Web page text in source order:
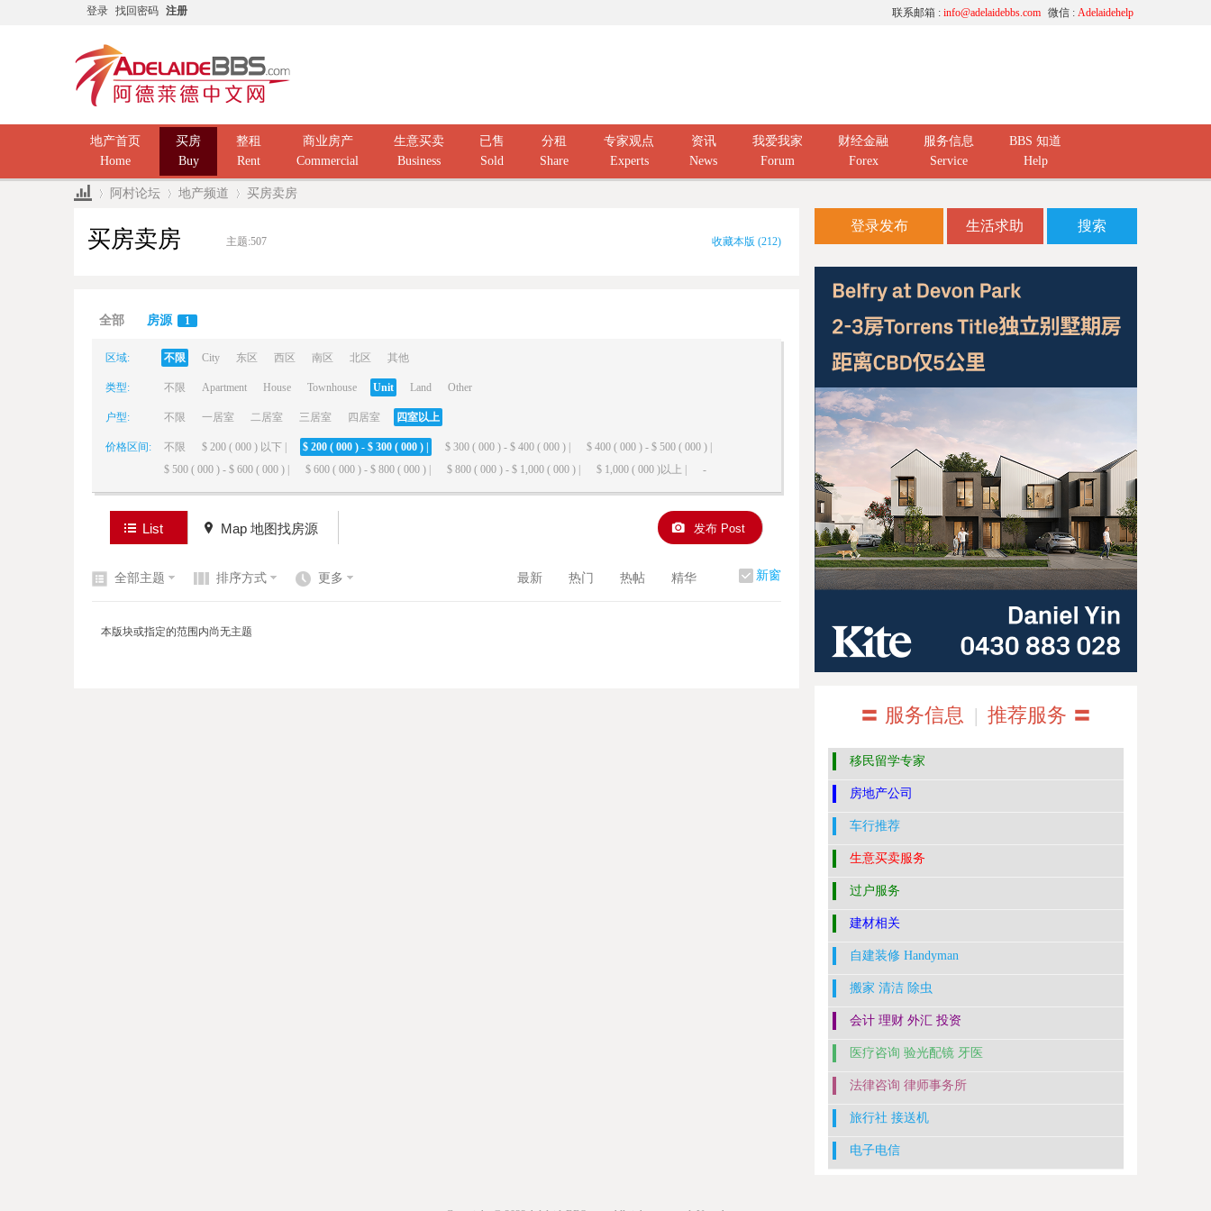
登录 找回密码 注册 微信 : Adelaidehelp
联系邮箱 : info@adelaidebbs.com
地产首页
Home
买房
Buy
整租
Rent
商业房产
Commercial
生意买卖
Business
已售
Sold
分租
Share
专家观点
Experts
资讯
News
我爱我家
Forum
财经金融
Forex
服务信息
Service
BBS 知道
Help
阿村论坛 地产频道 买房卖房
买房卖房 主题:507 收藏本版 (212)
全部 房源 1
区域: 不限 City 东区 西区 南区 北区 其他
类型: 不限 Apartment House Townhouse Unit Land Other
户型: 不限 一居室 二居室 三居室 四居室 四室以上
价格区间: 不限 $ 200 ( 000 ) 以下 | $ 200 ( 000 ) - $ 300 ( 000 ) | $ 300 ( 000 ) - $ 400 ( 000 ) |
$ 400 ( 000 ) - $ 500 ( 000 ) |
$ 500 ( 000 ) - $ 600 ( 000 ) |
$ 600 ( 000 ) - $ 800 ( 000 ) | $ 800 ( 000 ) - $ 1,000 ( 000 ) | $ 1,000 ( 000 )以上 | -
List Map 地图找房源 发布 Post
新窗
全部主题 排序方式 更多 最新 热门 热帖 精华
本版块或指定的范围内尚无主题
登录发布 生活求助 搜索
〓 服务信息 | 推荐服务 〓
移民留学专家
房地产公司
车行推荐
生意买卖服务
过户服务
建材相关
自建装修 Handyman
搬家 清洁 除虫
会计 理财 外汇 投资
医疗咨询 验光配镜 牙医
法律咨询 律师事务所
旅行社 接送机
电子电信